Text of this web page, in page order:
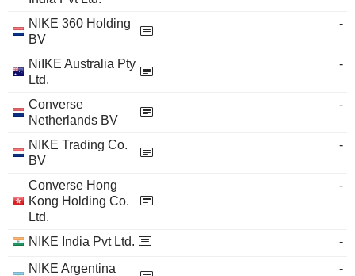
NIKE 360 Holding
BV
-
NiIKE Australia Pty
Ltd.
-
Converse
Netherlands BV
-
NIKE Trading Co.
BV
-
Converse Hong
Kong Holding Co.
Ltd.
-
NIKE India Pvt Ltd.
-
NIKE Argentina
-